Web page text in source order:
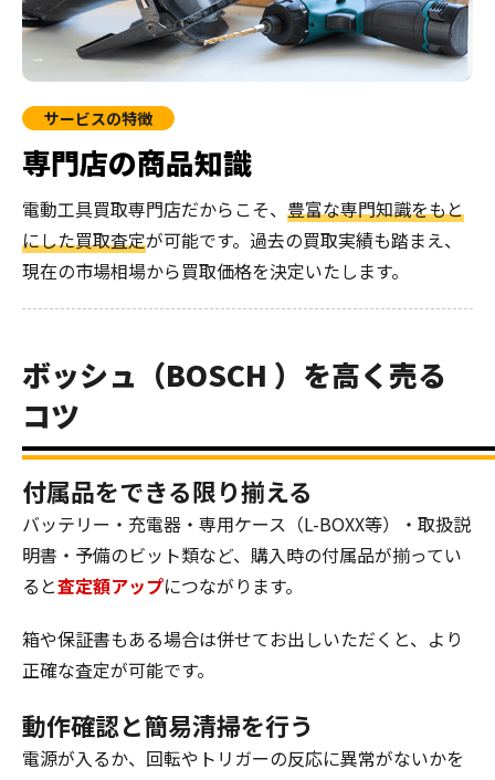
サービスの特徴
専門店の商品知識
電動工具買取専門店だからこそ、 豊富な専門知識をもと
にした買取査定が可能です。過去の買取実績も踏まえ、
現在の市場相場から買取価格を決定いたします。
ボッシュ（BOSCH ）を高く売る
コツ
付属品をできる限り揃える
バッテリー・充電器・専用ケース（L-BOXX等）・取扱説
明書・予備のビット類など、購入時の付属品が揃ってい
ると査定額アップにつながります。
箱や保証書もある場合は併せてお出しいただくと、より
正確な査定が可能です。
動作確認と簡易清掃を行う
電源が入るか、回転やトリガーの反応に異常がないかを